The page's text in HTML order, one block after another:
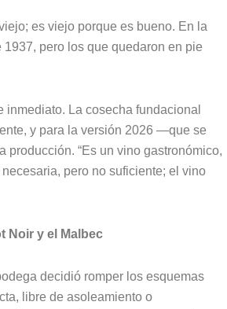
es viejo porque es bueno. En la
pero los que quedaron en pie
La cosecha fundacional
y para la versión 2026 —que se
“Es un vino gastronómico,
pero no suficiente; el vino
Noir y el Malbec
decidió romper los esquemas
libre de asoleamiento o